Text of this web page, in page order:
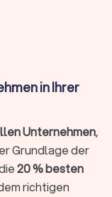
tun
Schritte helfen
Bestatter.
zum
und eventuelle
in Ihrer
Unternehmen,
Grundlage der
20 % besten
richtigen